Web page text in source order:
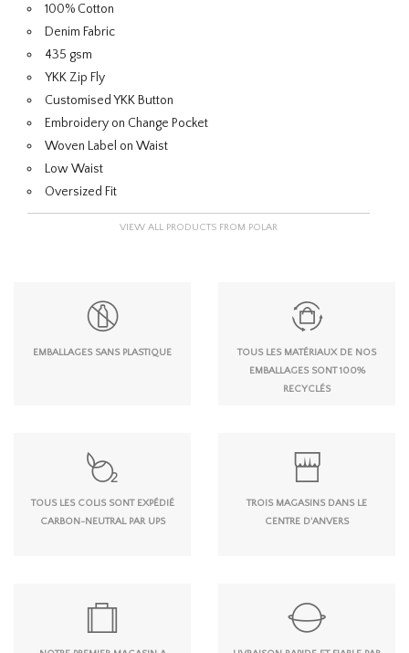
100% Cotton
Denim Fabric
435 gsm
YKK Zip Fly
Customised YKK Button
Embroidery on Change Pocket
Woven Label on Waist
Low Waist
Oversized Fit
VIEW ALL PRODUCTS FROM POLAR
EMBALLAGES SANS PLASTIQUE
TOUS LES MATÉRIAUX DE NOS
EMBALLAGES SONT 100%
RECYCLÉS
TOUS LES COLIS SONT EXPÉDIÉ
CARBON-NEUTRAL PAR UPS
TROIS MAGASINS DANS LE
CENTRE D'ANVERS